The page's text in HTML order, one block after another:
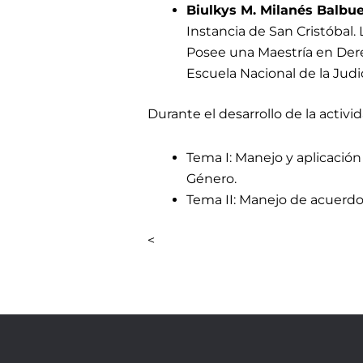
Biulkys M. Milanés
Instancia de San
Posee una Maestría en
Escuela Nacional de la
Durante el desarrollo de la
Tema I: Manejo y
Género.
Tema II: Manejo de
<